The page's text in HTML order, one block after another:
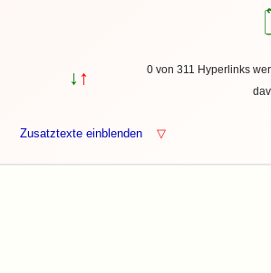
↓ ↑ 0 von 311 Hyperlinks
Zusatztexte einblenden ▽